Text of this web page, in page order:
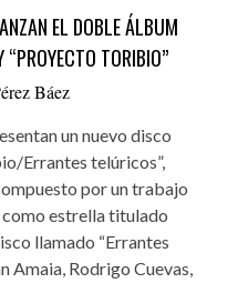
EL DOBLE ÁLBUM
“PROYECTO TORIBIO”
Báez
un nuevo disco
Errantes telúricos”,
por un trabajo
estrella titulado
llamado “Errantes
Amaia, Rodrigo Cuevas,